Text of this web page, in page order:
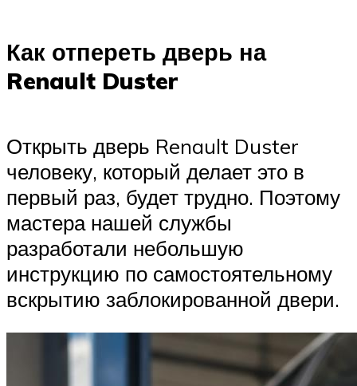
Как отпереть дверь на
Renault Duster
Открыть дверь Renault Duster
человеку, который делает это в
первый раз, будет трудно. Поэтому
мастера нашей службы
разработали небольшую
инструкцию по самостоятельному
вскрытию заблокированной двери.